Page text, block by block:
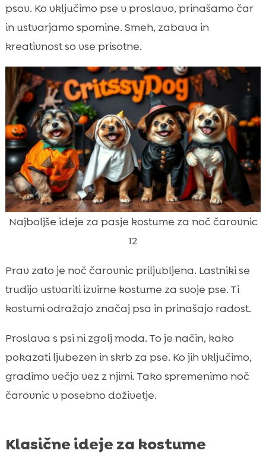
psov. Ko vključimo pse v proslavo, prinašamo čar
in ustvarjamo spomine. Smeh, zabava in
kreativnost so vse prisotne.
Najboljše ideje za pasje kostume za noč čarovnic
12
Prav zato je noč čarovnic priljubljena. Lastniki se
trudijo ustvariti izvirne kostume za svoje pse. Ti
kostumi odražajo značaj psa in prinašajo radost.
Proslava s psi ni zgolj moda. To je način, kako
pokazati ljubezen in skrb za pse. Ko jih vključimo,
gradimo večjo vez z njimi. Tako spremenimo noč
čarovnic v posebno doživetje.
Klasične ideje za kostume